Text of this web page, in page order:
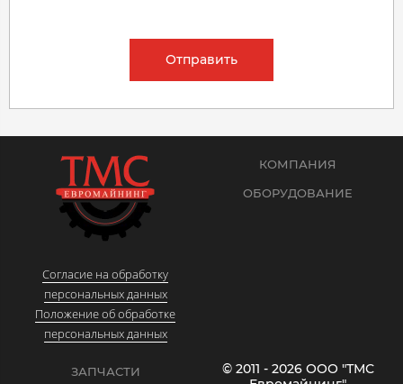
Отправить
Согласие на обработку
персональных данных
Положение об обработке
персональных данных
КОМПАНИЯ
ОБОРУДОВАНИЕ
ЗАПЧАСТИ
© 2011 - 2026 ООО "ТМС